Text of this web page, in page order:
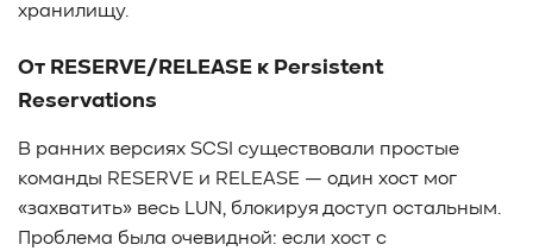
хранилищу.
От RESERVE/RELEASE к Persistent
Reservations
В ранних версиях SCSI существовали простые
команды RESERVE и RELEASE — один хост мог
«захватить» весь LUN, блокируя доступ остальным.
Проблема была очевидной: если хост с